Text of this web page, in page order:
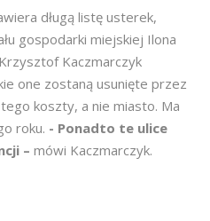
długą listę usterek,
gospodarki miejskiej Ilona
Kaczmarczyk
one zostaną usunięte przez
koszty, a nie miasto. Ma
roku. - Ponadto te ulice
– mówi Kaczmarczyk.